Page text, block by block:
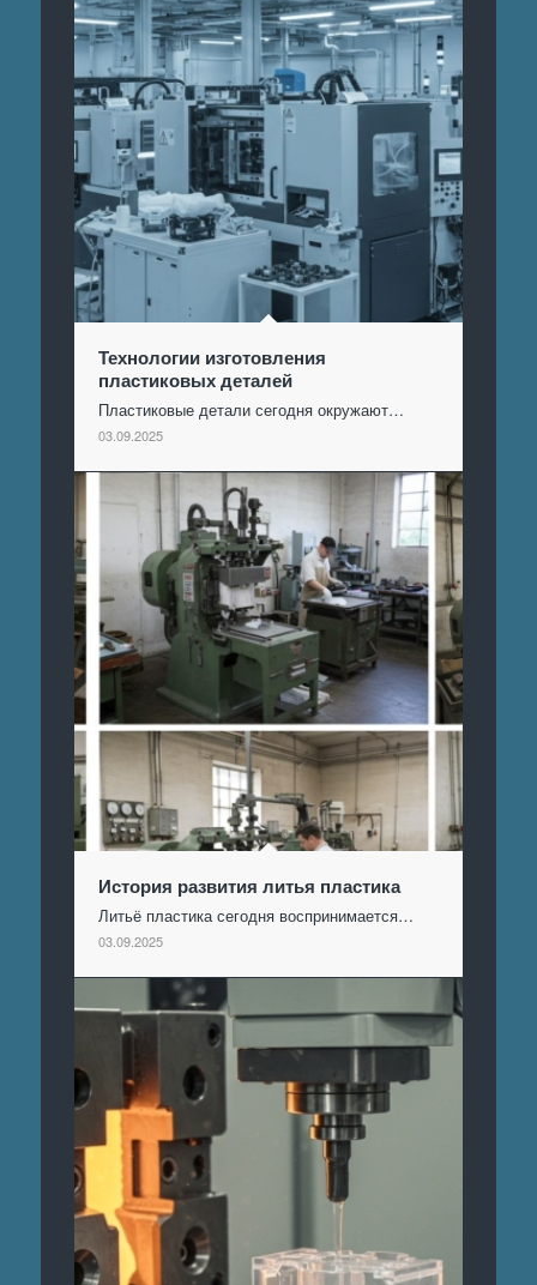
Технологии изготовления
пластиковых деталей
Пластиковые детали сегодня окружают…
03.09.2025
История развития литья пластика
Литьё пластика сегодня воспринимается…
03.09.2025